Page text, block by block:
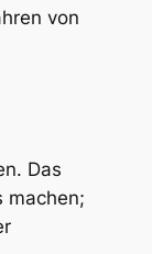
von
Das
machen;